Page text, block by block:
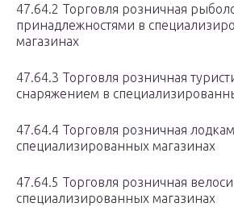
47.64.2 Торговля розничная
принадлежностями в
магазинах
47.64.3 Торговля розничная
снаряжением в
47.64.4 Торговля розничная
специализированных магазинах
47.64.5 Торговля розничная
специализированных магазинах